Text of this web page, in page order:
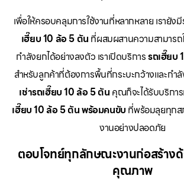
เพื่อให้ครอบคลุมการใช้งานที่หลากหลาย เรายัง
เฮี๊ยบ 10 ล้อ 5 ตัน ที่ผสมผสานความสามารถ
กำลังยกได้อย่างลงตัว เราเปิดบริการรถเฮี๊ยบ
สำหรับลูกค้าที่ต้องการพื้นที่กระบะกว้างและกำ
เช่ารถเฮี๊ยบ 10 ล้อ 5 ตัน คุณก็จะได้รับบริกา
เฮี๊ยบ 10 ล้อ 5 ตัน พร้อมคนขับ ที่พร้อมลุยทุกส
งานอย่างปลอดภัย
ตอบโจทย์ทุกลักษณะงานก่อสร้าง
คุณภาพ